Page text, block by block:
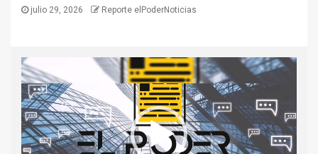
julio 29, 2026 Reporte elPoderNoticias
Reproductor
de
vídeo